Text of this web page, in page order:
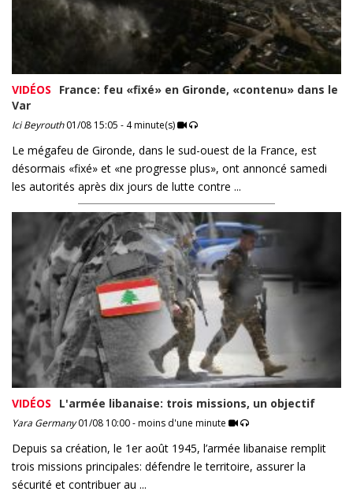
VIDÉOS
France: feu «fixé» en Gironde, «contenu» dans le
Var
Ici Beyrouth01/08 15:05 - 4 minute(s)
Le mégafeu de Gironde, dans le sud-ouest de la France, est
désormais «fixé» et «ne progresse plus», ont annoncé samedi
les autorités après dix jours de lutte contre ...
VIDÉOS L'armée libanaise: trois missions, un objectif
Yara Germany01/08 10:00 - moins d'une minute
Depuis sa création, le 1er août 1945, l’armée libanaise remplit
trois missions principales: défendre le territoire, assurer la
sécurité et contribuer au ...